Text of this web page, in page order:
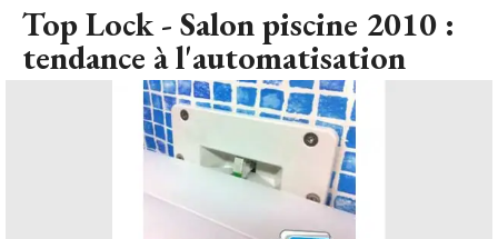
Top Lock - Salon piscine 2010 :
tendance à l'automatisation